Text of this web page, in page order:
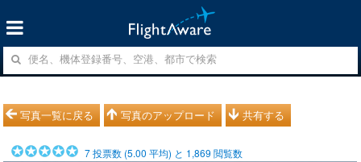
写真一覧に戻る 写真のアップロード 共有する
7投票数 (5.00 平均) と 1,869 閲覧数